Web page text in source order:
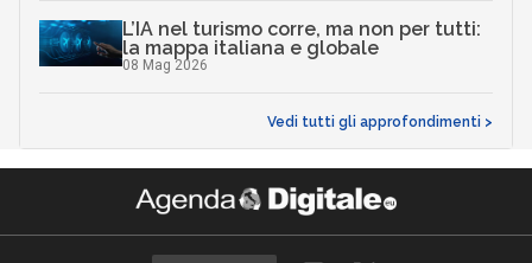
L’IA nel turismo corre, ma non per tutti:
la mappa italiana e globale
08 Mag 2026
Vedi tutti gli approfondimenti >